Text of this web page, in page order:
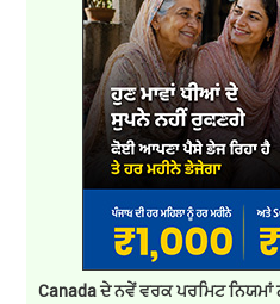
Canada ਦੇ ਨਵੇਂ ਵਰਕ ਪਰਮਿਟ ਨਿਯਮਾਂ